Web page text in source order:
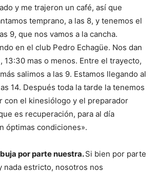
y me trajeron un café, así que
temprano, a las 8, y tenemos el
9, que nos vamos a la cancha.
en el club Pedro Echagüe. Nos dan
13:30 mas o menos. Entre el trayecto,
salimos a las 9. Estamos llegando al
14. Después toda la tarde la tenemos
con el kinesiólogo y el preparador
es recuperación, para al día
óptimas condiciones».
por parte nuestra.Si bien por parte
nada estricto, nosotros nos